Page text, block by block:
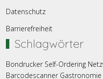
Datenschutz
Barrierefreiheit
Schlagwörter
Bondrucker Self-Ordering
Barcodescanner Gastronomie